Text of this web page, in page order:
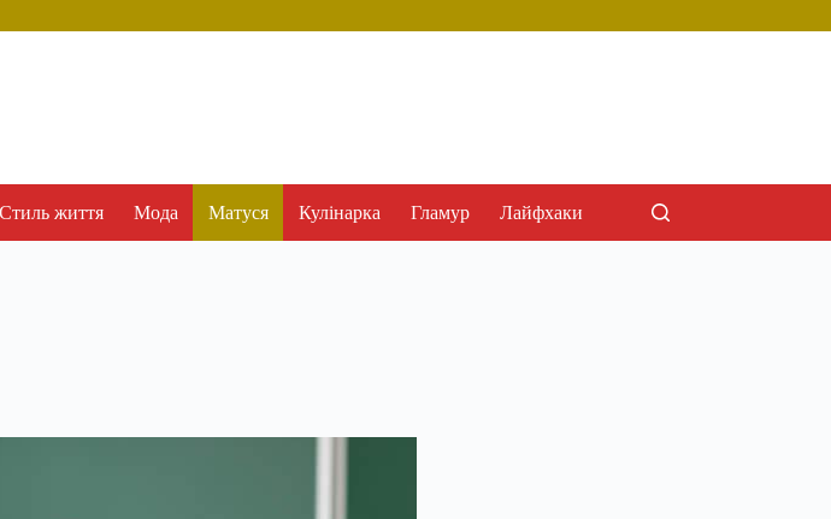
Стиль життя Мода Матуся Кулінарка Гламур Лайфхаки